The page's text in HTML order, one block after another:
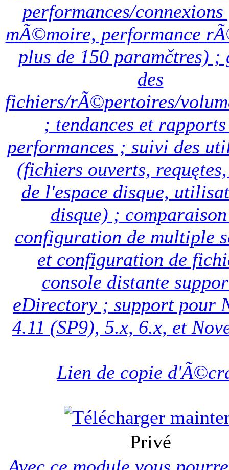
performances/
mÃ©moire, performance
plus de 150 paramčtres) ;
des
fichiers/rÃ©pertoires/
; tendances et rapports
performances ; suivi des
(fichiers ouverts,
de l'espace disque,
disque) ;
configuration de multiple
et configuration de
console distante
eDirectory ; support pour
4.11 (SP9), 5.x, 6.x, et
Lien de copie
Privé